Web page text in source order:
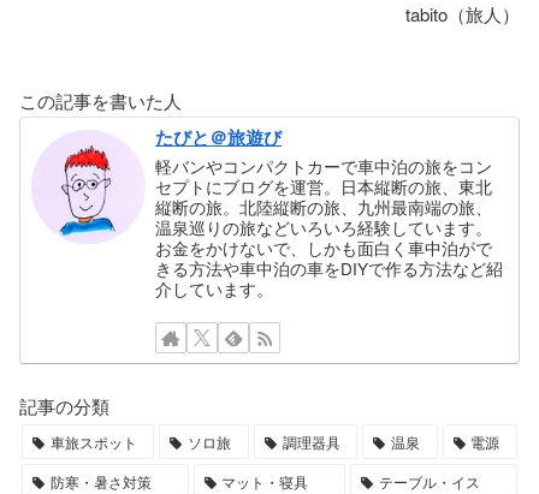
tabito（旅人）
この記事を書いた人
たびと＠旅遊び
軽バンやコンパクトカーで車中泊の旅をコン
セプトにブログを運営。日本縦断の旅、東北
縦断の旅。北陸縦断の旅、九州最南端の旅、
温泉巡りの旅などいろいろ経験しています。
お金をかけないで、しかも面白く車中泊がで
きる方法や車中泊の車をDIYで作る方法など紹
介しています。
記事の分類
車旅スポット ソロ旅 調理器具 温泉
電源
防寒・暑さ対策
マット・寝具
テーブル・イス